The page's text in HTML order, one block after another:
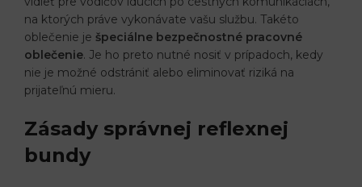
na ktorých práve vykonávate vašu službu. Takéto
oblečenie je špeciálne bezpečnostné pracovné
oblečenie. Je ho preto nutné nosiť v prípadoch, kedy
nie je možné odstrániť alebo eliminovať riziká na
prijateľnú mieru.
Zásady správnej reflexnej
bundy